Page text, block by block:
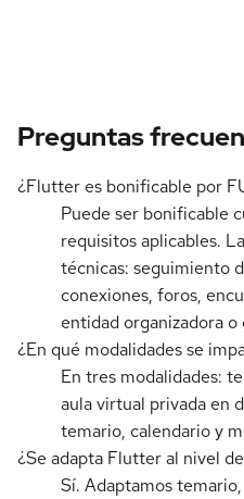
Preguntas
¿Flutter es bonificable por
Puede ser bonificable
requisitos aplicables.
técnicas: seguimiento
conexiones, foros,
entidad organizadora
¿En qué modalidades se
En tres modalidades:
aula virtual privada en
temario, calendario y
¿Se adapta Flutter al nivel
Sí. Adaptamos